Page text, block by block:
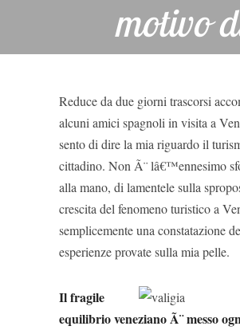
motivo
DICHIARA
Reduce da due giorni trascorsi
alcuni amici spagnoli in visita a
sento di dire la mia riguardo il
cittadino. Non Ã¨ lâ€™ennesimo
alla mano, di lamentele sulla
crescita del fenomeno turistico a
semplicemente una constatazione
esperienze provate sulla mia pelle.
Il fragile
equilibrio veneziano Ã¨ messo